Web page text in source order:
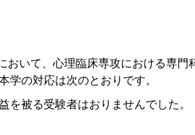
いて、心理臨床専攻における専門
学の対応は次のとおりです。
被る受験者はおりませんでした。